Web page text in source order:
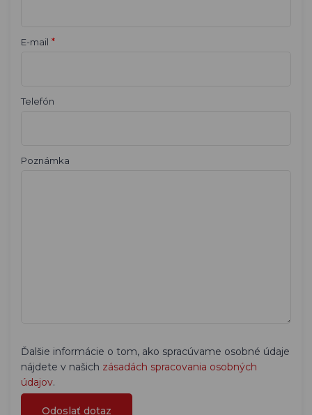
E-mail *
Telefón
Poznámka
Ďalšie informácie o tom, ako spracúvame osobné údaje
nájdete v našich zásadách spracovania osobných
údajov.